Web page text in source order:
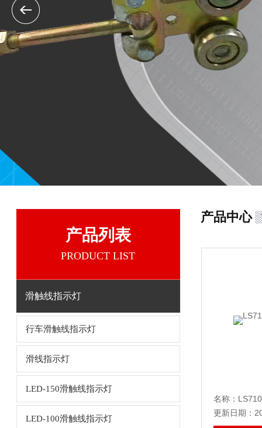
产品列表
PRODUCT LIST
滑触线指示灯
行车滑触线指示灯
滑线指示灯
LED-150滑触线指示灯
LED-100滑触线指示灯
产品中心
名称：
更新日期：